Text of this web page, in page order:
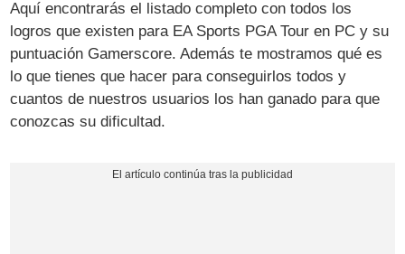
Aquí encontrarás el listado completo con todos los
logros que existen para EA Sports PGA Tour en PC y su
puntuación Gamerscore. Además te mostramos qué es
lo que tienes que hacer para conseguirlos todos y
cuantos de nuestros usuarios los han ganado para que
conozcas su dificultad.